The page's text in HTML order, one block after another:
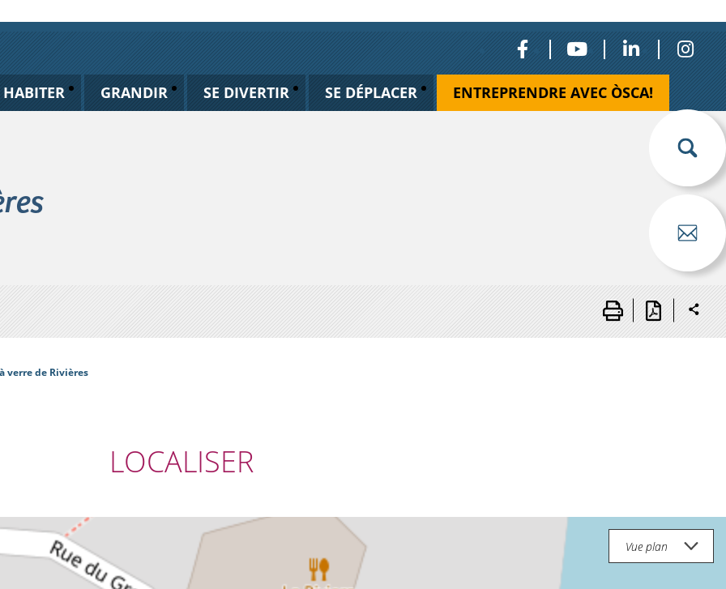
HABITER GRANDIR SE DIVERTIR SE DÉPLACER ENTREPRENDRE AVEC ÒSCA!
verre de Rivières
LOCALISER